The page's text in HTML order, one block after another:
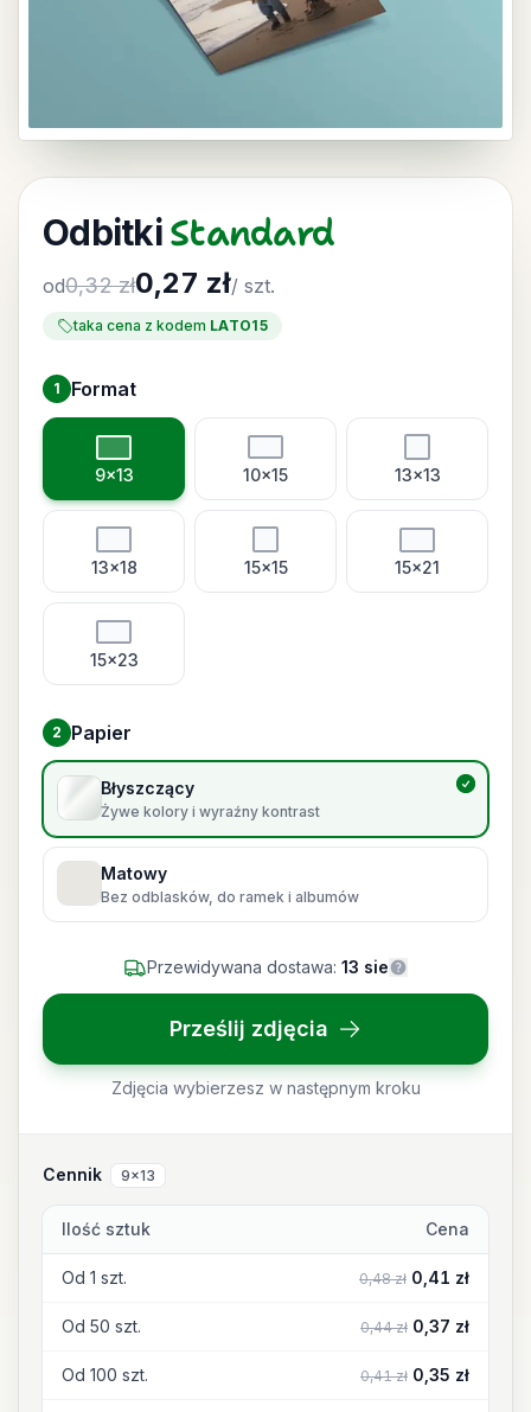
Odbitki Standard
od0,32 zł0,27 zł/ szt.
taka cena z kodem LATO15
1
Format
Wybierz format
9x13 10x15 13x13
13x18 15x15 15x21
15x23
2
Papier
Wybierz papier
Błyszczący
Żywe kolory i wyraźny kontrast
Matowy
Bez odblasków, do ramek i albumów
Przewidywana dostawa: 13 sie
Prześlij zdjęcia
Zdjęcia wybierzesz w następnym kroku
Cennik 9x13
Ilość sztuk Cena
Od 1 szt. 0,48 zł 0,41 zł
Od 50 szt. 0,44 zł 0,37 zł
Od 100 szt. 0,41 zł 0,35 zł